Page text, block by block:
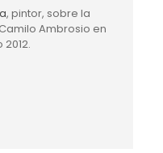
, pintor, sobre la
Ambrosio en